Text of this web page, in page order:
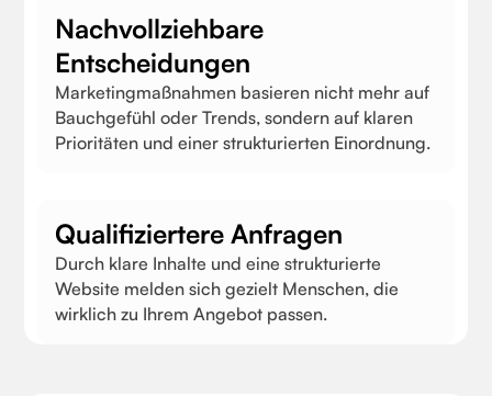
Nachvollziehbare
Entscheidungen
Marketingmaßnahmen basieren nicht mehr auf
Bauchgefühl oder Trends, sondern auf klaren
Prioritäten und einer strukturierten Einordnung.
Qualifiziertere Anfragen
Durch klare Inhalte und eine strukturierte
Website melden sich gezielt Menschen, die
wirklich zu Ihrem Angebot passen.